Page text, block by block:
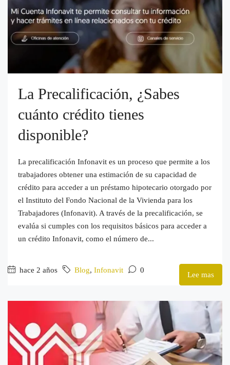
La Precalificación, ¿Sabes
cuánto crédito tienes
disponible?
La precalificación Infonavit es un proceso que permite a los
trabajadores obtener una estimación de su capacidad de
crédito para acceder a un préstamo hipotecario otorgado por
el Instituto del Fondo Nacional de la Vivienda para los
Trabajadores (Infonavit). A través de la precalificación, se
evalúa si cumples con los requisitos básicos para acceder a
un crédito Infonavit, como el número de...
hace 2 años Blog, Infonavit 0
Lee mas